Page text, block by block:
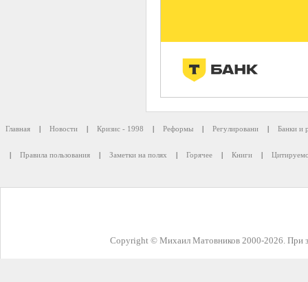
Главная | Новости | Кризис - 1998 | Реформы | Регулировани | Банки и
| Правила пользования | Заметки на полях | Горячее | Книги |
Copyright © Михаил Матовников 2000-2026. При